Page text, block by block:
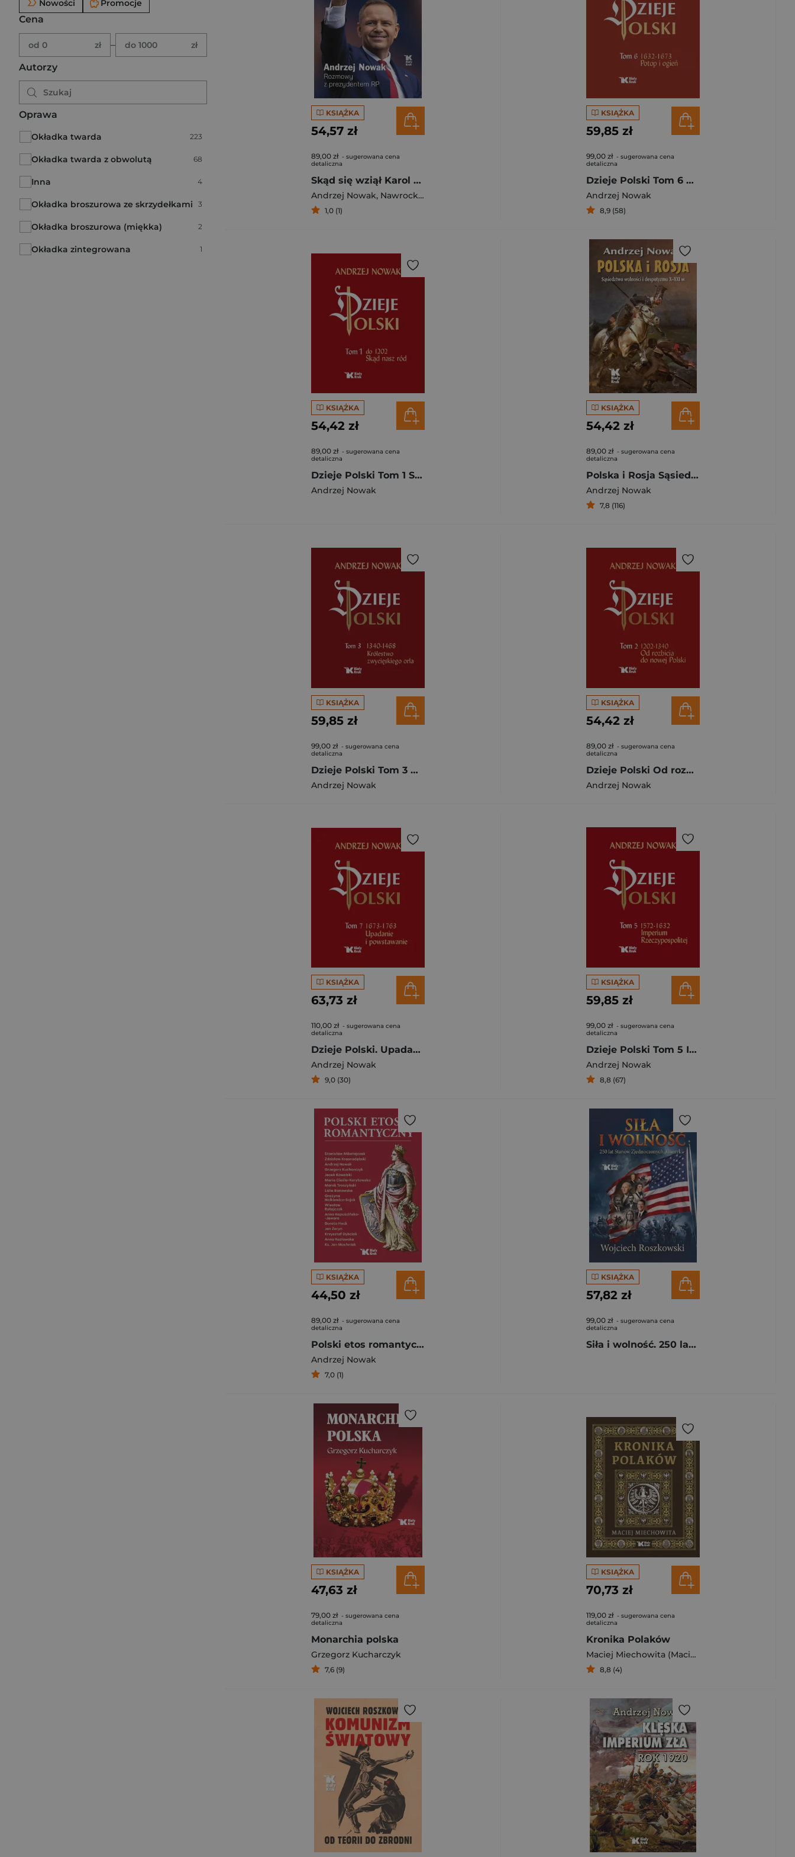
Nowości
Promocje
Cena
Brak ustawionego zakresu ceny.
Podaj zakres ceny w złotych.
od 0 zł – do 1000 zł
Autorzy
Oprawa
Okładka twarda Liczba pozycji:
223
Okładka twarda z obwolutą Liczba pozycji:
68
Inna Liczba pozycji:
4
Okładka broszurowa ze skrzydełkami Liczba pozycji:
3
Okładka broszurowa (miękka) Liczba pozycji:
2
Okładka zintegrowana Liczba pozycji:
1
KSIĄŻKA
54,57 zł
89,00 zł - sugerowana cena
detaliczna
Skąd się wziął Karol Nawrocki. Andrzej Nowak rozmawia z prezydentem RP
Andrzej Nowak, Nawrocki Karol
1,0 (1)
KSIĄŻKA
59,85 zł
99,00 zł - sugerowana cena
detaliczna
Dzieje Polski Tom 6 Potop i ogień 1632-1673
Andrzej Nowak
8,9 (58)
KSIĄŻKA
54,42 zł
89,00 zł - sugerowana cena
detaliczna
Dzieje Polski Tom 1 Skąd nasz ród
Andrzej Nowak
KSIĄŻKA
54,42 zł
89,00 zł - sugerowana cena
detaliczna
Polska i Rosja Sąsiedztwo wolności i despotyzmu X-XXI w.
Andrzej Nowak
7,8 (116)
KSIĄŻKA
59,85 zł
99,00 zł - sugerowana cena
detaliczna
Dzieje Polski Tom 3 Królestwo zwycięskiego orła
Andrzej Nowak
KSIĄŻKA
54,42 zł
89,00 zł - sugerowana cena
detaliczna
Dzieje Polski Od rozbicia do nowej Polski Tom 2
Andrzej Nowak
KSIĄŻKA
63,73 zł
110,00 zł - sugerowana cena
detaliczna
Dzieje Polski. Upadanie i powstawanie 1673-1763. Tom 7
Andrzej Nowak
9,0 (30)
KSIĄŻKA
59,85 zł
99,00 zł - sugerowana cena
detaliczna
Dzieje Polski Tom 5 Imperium Rzeczypospolitej
Andrzej Nowak
8,8 (67)
KSIĄŻKA
44,50 zł
89,00 zł - sugerowana cena
detaliczna
Polski etos romantyczny
Andrzej Nowak
7,0 (1)
KSIĄŻKA
57,82 zł
99,00 zł - sugerowana cena
detaliczna
Siła i wolność. 250 lat Stanów Zjednoczonych Ameryki
KSIĄŻKA
47,63 zł
79,00 zł - sugerowana cena
detaliczna
Monarchia polska
Grzegorz Kucharczyk
7,6 (9)
KSIĄŻKA
70,73 zł
119,00 zł - sugerowana cena
detaliczna
Kronika Polaków
Maciej Miechowita (Maciej z Miechowa)
8,8 (4)